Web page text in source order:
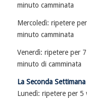
minuto camminata
Mercoledì: ripetere
minuto camminata
Venerdì: ripetere per
minuto di camminata
La Seconda Settimana
Lunedì: ripetere per 5